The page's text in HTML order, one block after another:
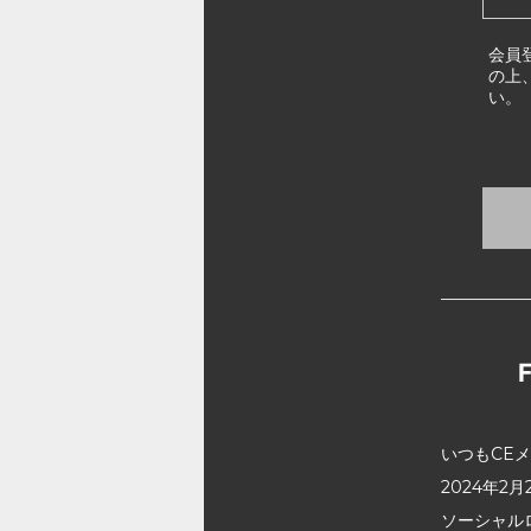
会員
の上
い。
いつもCE
2024年2月
ソーシャ